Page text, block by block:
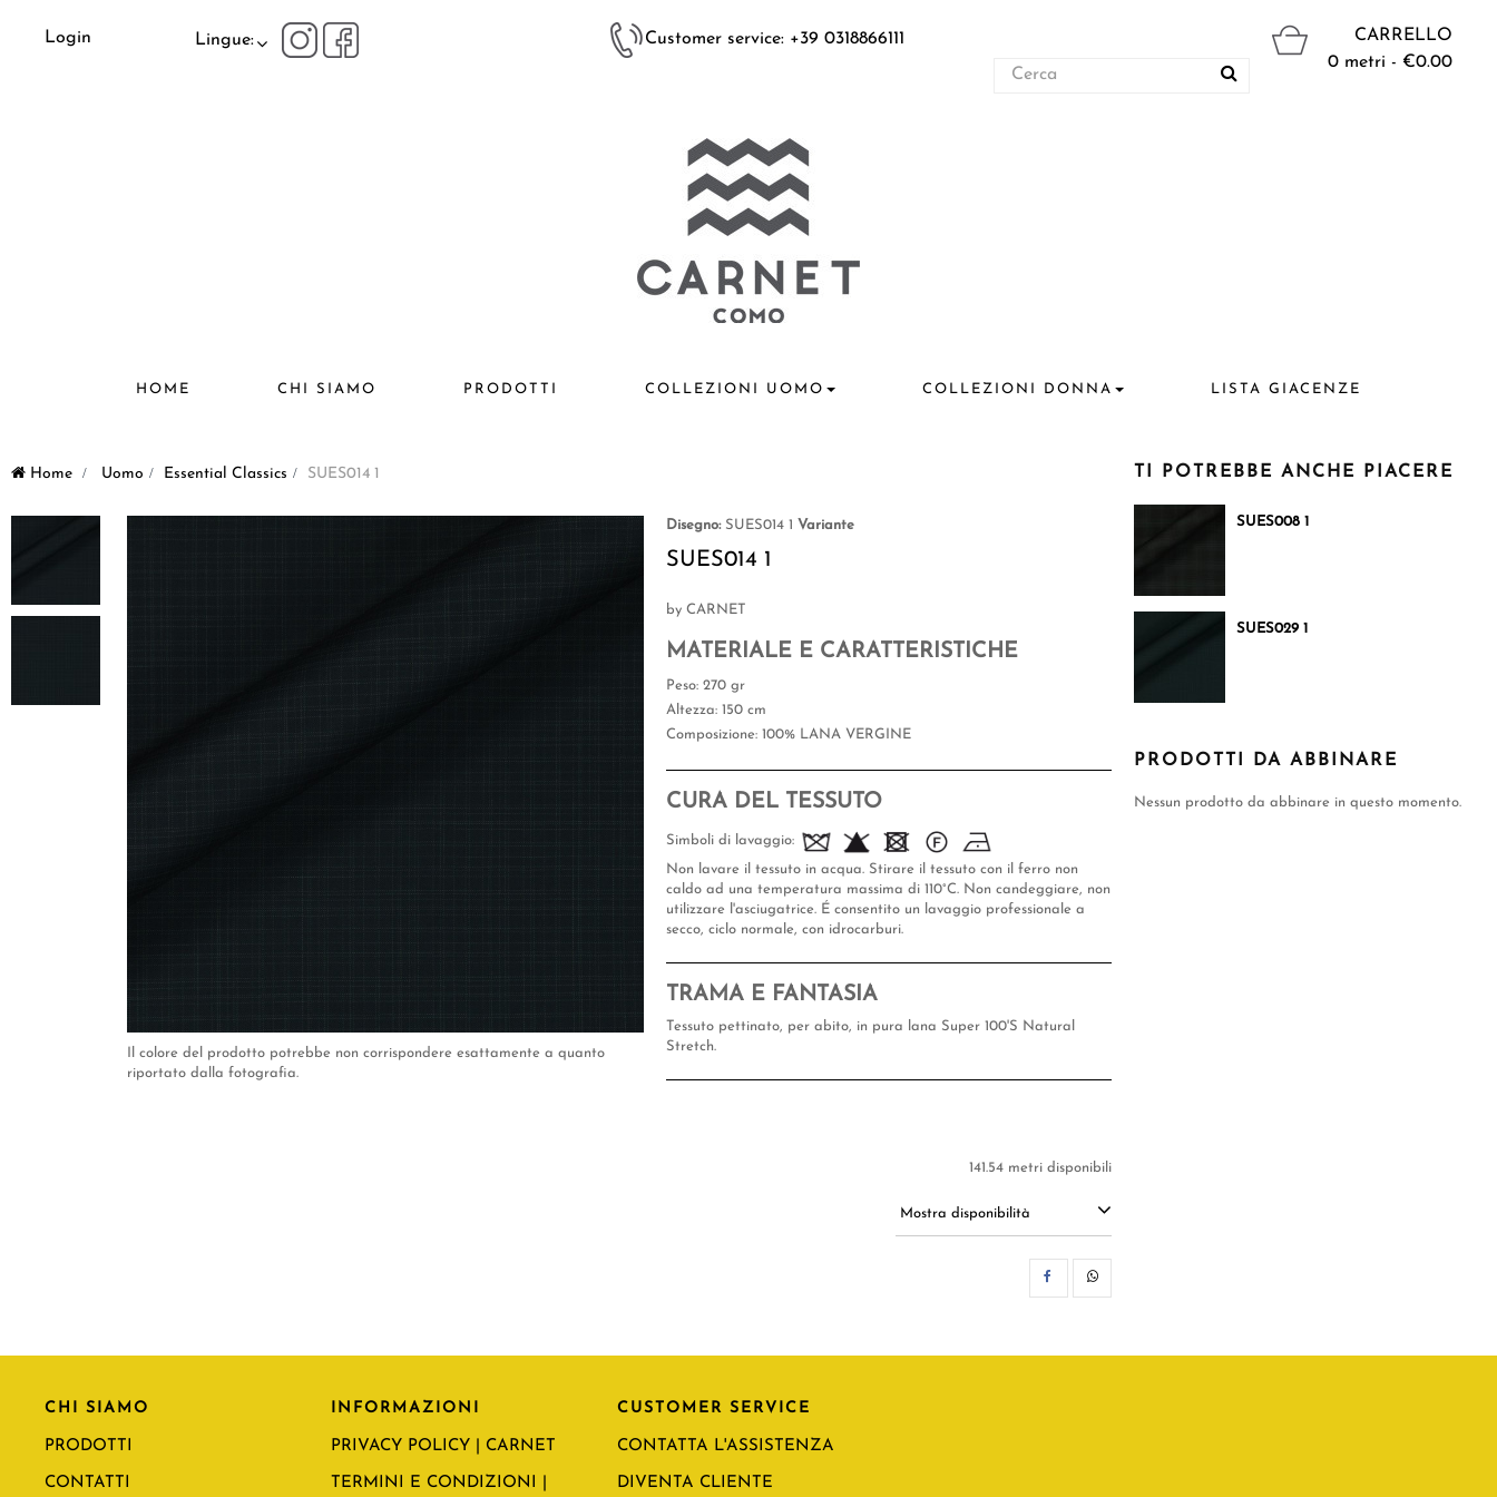
Login Lingue: Customer service: +39 0318866111
CARRELLO
0 metri - €0.00
HOME CHI SIAMO PRODOTTI COLLEZIONI UOMO COLLEZIONI DONNA LISTA GIACENZE
Home > Uomo > Essential Classics > SUES014 1
Il colore del prodotto potrebbe non corrispondere esattamente a quanto
riportato dalla fotografia.
Disegno: SUES014 1 Variante
SUES014 1
by CARNET
MATERIALE E CARATTERISTICHE
Peso: 270 gr
Altezza: 150 cm
Composizione: 100% LANA VERGINE
CURA DEL TESSUTO
Simboli di lavaggio:
Non lavare il tessuto in acqua. Stirare il tessuto con il ferro non
caldo ad una temperatura massima di 110°C. Non candeggiare, non
utilizzare l'asciugatrice. É consentito un lavaggio professionale a
secco, ciclo normale, con idrocarburi.
TRAMA E FANTASIA
Tessuto pettinato, per abito, in pura lana Super 100'S Natural
Stretch.
141.54 metri disponibili
Mostra disponibilità
CONDIVIDI
TI POTREBBE ANCHE PIACERE
SUES008 1
SUES029 1
PRODOTTI DA ABBINARE
Nessun prodotto da abbinare in questo momento.
CHI SIAMO
PRODOTTI
CONTATTI
INFORMAZIONI
PRIVACY POLICY | CARNET
TERMINI E CONDIZIONI |
CUSTOMER SERVICE
CONTATTA L'ASSISTENZA
DIVENTA CLIENTE